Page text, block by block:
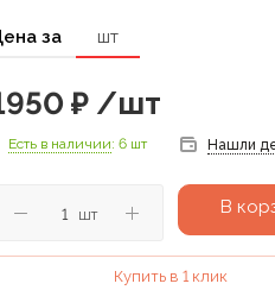
за шт
₽/шт
Есть в наличии: 6 шт Нашли
шт В
Купить в 1 клик